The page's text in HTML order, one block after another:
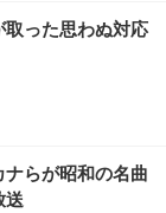
った思わぬ対応
らが昭和の名曲
送